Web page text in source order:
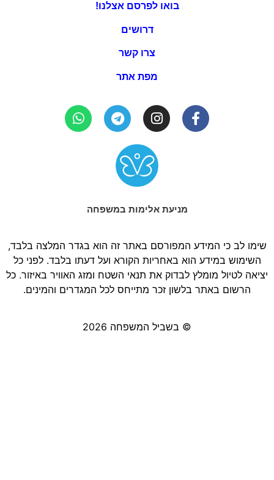
בואו לפרסם אצלנו!
דרושים
צרו קשר
מפת אתר
מניעת אלימות במשפחה
שימו לב כי המידע המפורסם באתר זה הוא בגדר המלצה בלבד,
השימוש במידע הוא באחריות הקורא ועל דעתו בלבד. לפני כל
יציאה לטיול מומלץ לבדוק את תנאי השטח ומזג האוויר באיזור. כל
הרשום באתר בלשון זכר מתייחס לכל המגדרים והמינים.
© בשביל המשפחה 2026